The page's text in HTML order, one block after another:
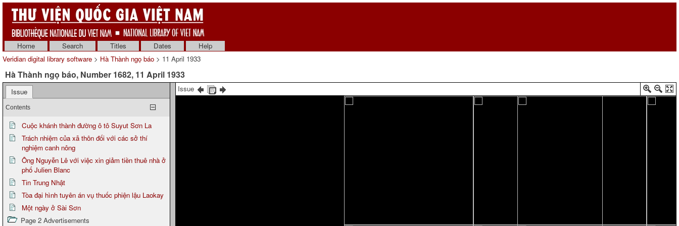
Home Search Titles Dates
Help
Veridian digital library software > Hà Thành ngọ báo > 11 April 1933
Hà Thành ngọ báo, Number 1682, 11 April 1933
Issue
Contents
Cuộc khánh thành đường ô tô Suyut Sơn La
Trách nhiệm của xã thôn đối với các sở thí
nghiệm canh nông
Ông Nguyễn Lê với việc xin giảm tiền thuê nhà ở
phố Julien Blanc
Tin Trung Nhật
Tòa đại hình tuyên án vụ thuốc phiện lậu Laokay
Một ngày ở Sài Sơn
Page 2 Advertisements
Issue